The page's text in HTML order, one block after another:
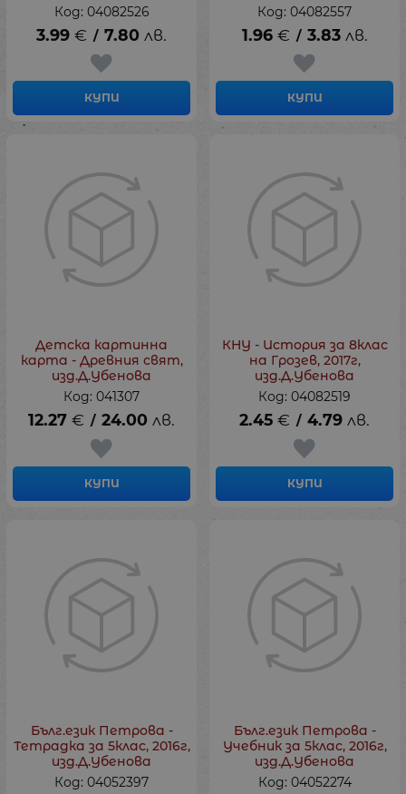
Код: 04082526
3.99 € / 7.80 лв.
КУПИ
Код: 04082557
1.96 € / 3.83 лв.
КУПИ
Детска картинна
карта - Древния свят,
изд.Д.Убенова
Код: 041307
12.27 € / 24.00 лв.
КУПИ
КНУ - История за 8клас
на Грозев, 2017г,
изд.Д.Убенова
Код: 04082519
2.45 € / 4.79 лв.
КУПИ
Бълг.език Петрова -
Тетрадка за 5клас, 2016г,
изд.Д.Убенова
Код: 04052397
Бълг.език Петрова -
Учебник за 5клас, 2016г,
изд.Д.Убенова
Код: 04052274